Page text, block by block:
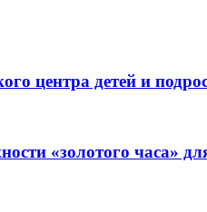
центра детей и
«золотого часа»